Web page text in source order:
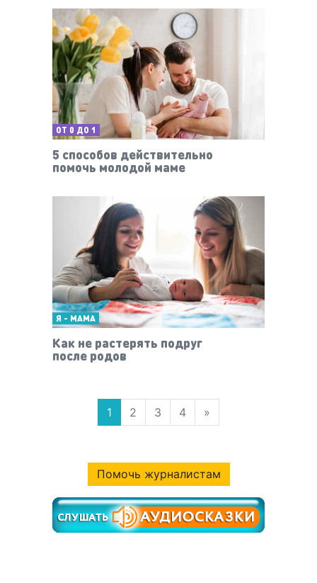
ОТ 0 ДО 1
5 способов действительно
помочь молодой маме
Я - МАМА
Как не растерять подруг
после родов
1 2 3 4 »
Помочь журналистам